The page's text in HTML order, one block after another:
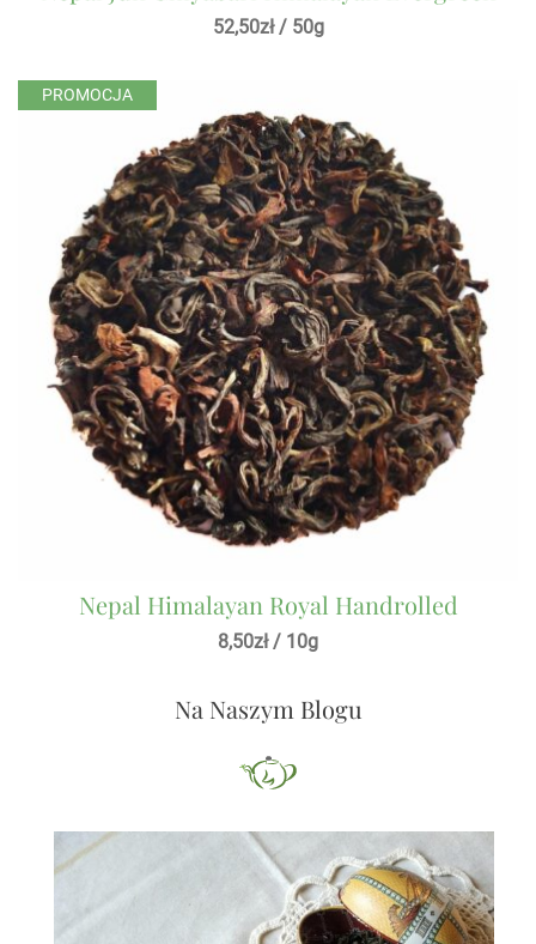
52,50zł/ 50g
PROMOCJA
Nepal Himalayan Royal Handrolled
8,50zł/ 10g
Na Naszym Blogu